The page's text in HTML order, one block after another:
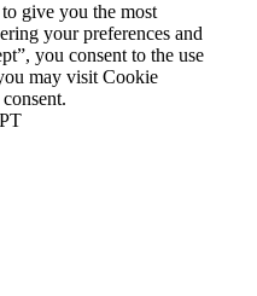
give you the most
your preferences and
you consent to the use
may visit Cookie